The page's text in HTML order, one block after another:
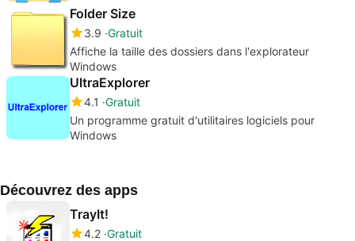
Folder Size
3.9 Gratuit
Affiche la taille des dossiers dans l'explorateur
Windows
UltraExplorer
4.1 Gratuit
Un programme gratuit d'utilitaires logiciels pour
Windows
Découvrez des apps
TrayIt!
4.2 Gratuit